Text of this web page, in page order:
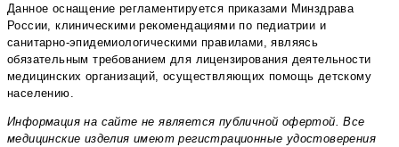
Данное оснащение регламентируется приказами Минздрава
России, клиническими рекомендациями по педиатрии и
санитарно-эпидемиологическими правилами, являясь
обязательным требованием для лицензирования деятельности
медицинских организаций, осуществляющих помощь детскому
населению.
Информация на сайте не является публичной офертой. Все
медицинские изделия имеют регистрационные удостоверения